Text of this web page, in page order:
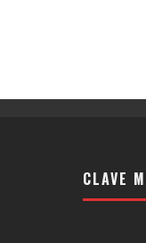
CLAVE